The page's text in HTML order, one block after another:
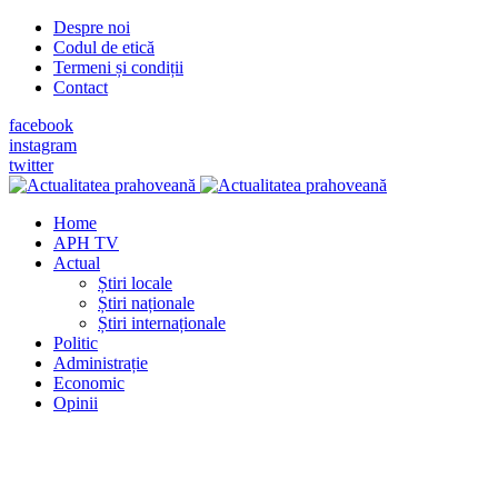
Despre noi
Codul de etică
Termeni și condiții
Contact
facebook
instagram
twitter
Home
APH TV
Actual
Știri locale
Știri naționale
Știri internaționale
Politic
Administrație
Economic
Opinii